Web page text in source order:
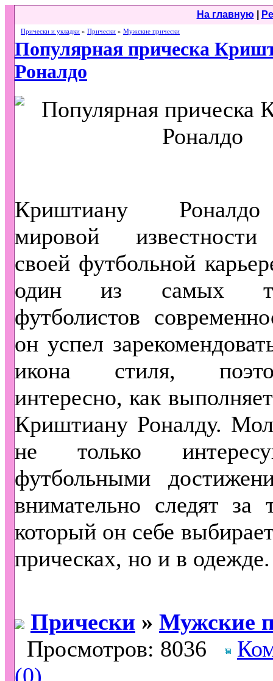
На главную
Прически и укладки » Прически » Мужские прически
Популярная прическа
Роналдо
Криштиану
мировой известности
своей футбольной
один из самых
футболистов
он успел
икона стиля,
интересно, как
Криштиану Роналду.
не только
футбольными
внимательно следят за
который он себе
прическах, но и в одежде.
Прически » Мужские
Просмотров: 8036
(0)